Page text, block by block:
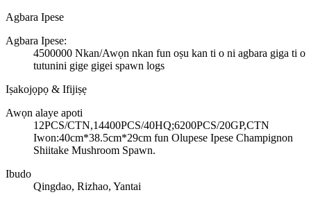
Agbara Ipese
Agbara Ipese:
4500000 Nkan/Awọn nkan fun oṣu kan ti o ni agbara giga ti o
tutunini gige gigei spawn logs
Iṣakojọpọ & Ifijiṣẹ
Awọn alaye apoti
12PCS/CTN,14400PCS/40HQ;6200PCS/20GP,CTN
Iwon:40cm*38.5cm*29cm fun Olupese Ipese Champignon
Shiitake Mushroom Spawn.
Ibudo
Qingdao, Rizhao, Yantai